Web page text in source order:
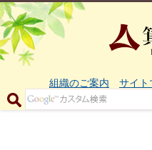
組織のご案内 サイト